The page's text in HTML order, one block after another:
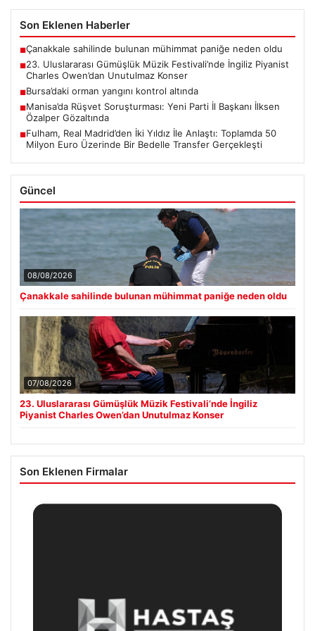
Son Eklenen Haberler
■Çanakkale sahilinde bulunan mühimmat paniğe neden oldu
■23. Uluslararası Gümüşlük Müzik Festivali’nde İngiliz Piyanist
Charles Owen’dan Unutulmaz Konser
■Bursa’daki orman yangını kontrol altında
■Manisa’da Rüşvet Soruşturması: Yeni Parti İl Başkanı İlksen
Özalper Gözaltında
■Fulham, Real Madrid’den İki Yıldız İle Anlaştı: Toplamda 50
Milyon Euro Üzerinde Bir Bedelle Transfer Gerçekleşti
Güncel
08/08/2026
Çanakkale sahilinde bulunan mühimmat paniğe neden oldu
07/08/2026
23. Uluslararası Gümüşlük Müzik Festivali’nde İngiliz
Piyanist Charles Owen’dan Unutulmaz Konser
Son Eklenen Firmalar